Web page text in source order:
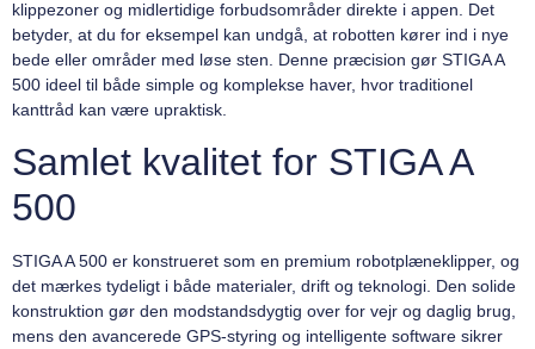
klippezoner og midlertidige forbudsområder direkte i appen. Det
betyder, at du for eksempel kan undgå, at robotten kører ind i nye
bede eller områder med løse sten. Denne præcision gør STIGA A
500 ideel til både simple og komplekse haver, hvor traditionel
kanttråd kan være upraktisk.
Samlet kvalitet for STIGA A
500
STIGA A 500 er konstrueret som en premium robotplæneklipper, og
det mærkes tydeligt i både materialer, drift og teknologi. Den solide
konstruktion gør den modstandsdygtig over for vejr og daglig brug,
mens den avancerede GPS-styring og intelligente software sikrer